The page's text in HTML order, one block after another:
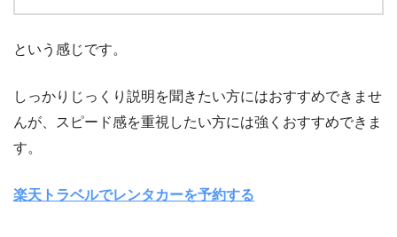
という感じです。
しっかりじっくり説明を聞きたい方にはおすすめできませ
んが、スピード感を重視したい方には強くおすすめできま
す。
楽天トラベルでレンタカーを予約する